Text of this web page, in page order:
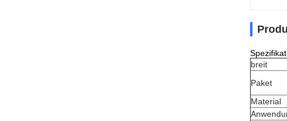
breit
Paket
Material